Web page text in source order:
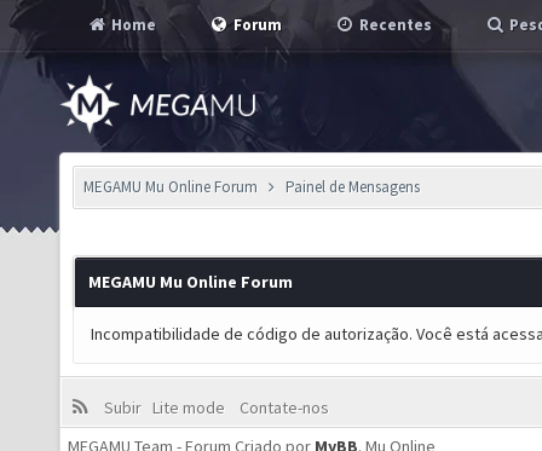
Home Forum Recentes
MEGAMU Mu Online Forum Painel de Mensagens
MEGAMU Mu Online Forum
Incompatibilidade de código de autorização. Você está
Subir Lite mode
Contate-nos
MEGAMU Team - Forum Criado por MyBB. Mu Online